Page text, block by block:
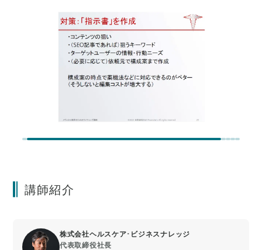
講師紹介
株式会社ヘルスケア･ビジネスナレッジ
代表取締役社長